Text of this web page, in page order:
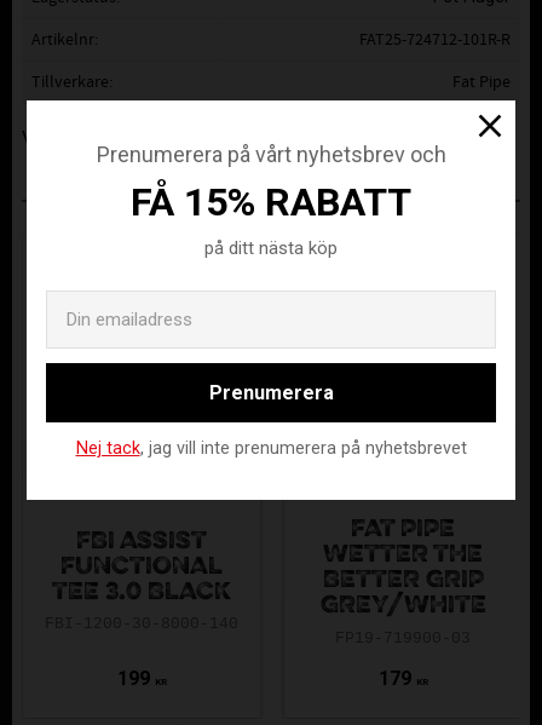
Artikelnr
FAT25-724712-101R-R
Tillverkare
Fat Pipe
Visa alla produkter från Fat Pipe
ANDRA KÖPTE ÄVEN
FBI ASSIST
FUNCTIONAL
TEE 3.0 BLACK
199 KR
FAT PIPE
WETTER THE
BETTER GRIP
GREY/WHITE
179 KR
Prenumerera på vårt nyhetsbrev och
FÅ 15% RABATT
på ditt nästa köp
Prenumerera
Nej tack, jag vill inte prenumerera på nyhetsbrevet